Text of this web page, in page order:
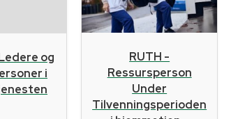
og
i
RUTH -
Ressursperson
Under
Tilvenningsperioden